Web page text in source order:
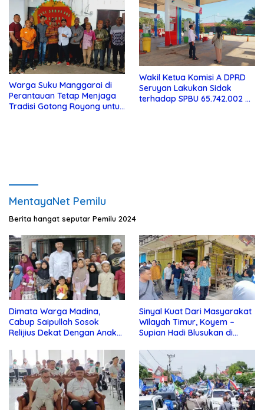
Warga Suku Manggarai di
Perantauan Tetap Menjaga
Tradisi Gotong Royong untuk
Wakil Ketua Komisi A DPRD
Seruyan Lakukan Sidak
terhadap SPBU 65.742.002 di
MentayaNet Pemilu
Berita hangat seputar Pemilu 2024
Dimata Warga Madina,
Cabup Saipullah Sosok
Relijius Dekat Dengan Anak
Sinyal Kuat Dari Masyarakat
Wilayah Timur, Koyem –
Supian Hadi Blusukan di